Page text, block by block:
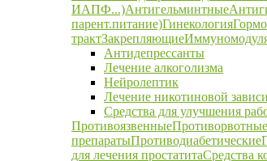
ИАПФ...)Антигельминтные
парент.питание)Гинекология
трактЗакрепляющие
Антидепрессанты
Лечение алкоголизма
Нейролептик
Лечение никотиновой
Средства для улучшения
ПротивоязвенныеПротиворвотные
препаратыПротиводиабетические
для лечения простатитаСредства